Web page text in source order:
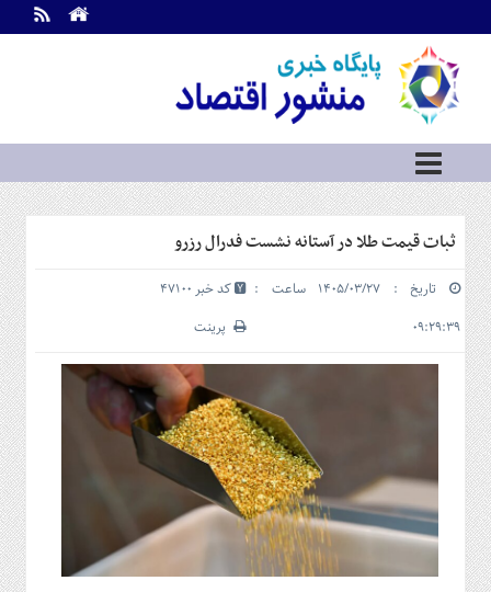
اطلاعات
تماس
ما
درباره
ما
سرویس
ها
بازار
سرمایه
و
بورس
و
شهری
گاز
و
پتروشیمی
صنعت
ثبات قیمت طلا در آستانه نشست فدرال رزرو
تاریخ : ۱۴۰۵/۰۳/۲۷ ساعت :
۰۹:۲۹:۳۹
کد خبر 47100
پرینت